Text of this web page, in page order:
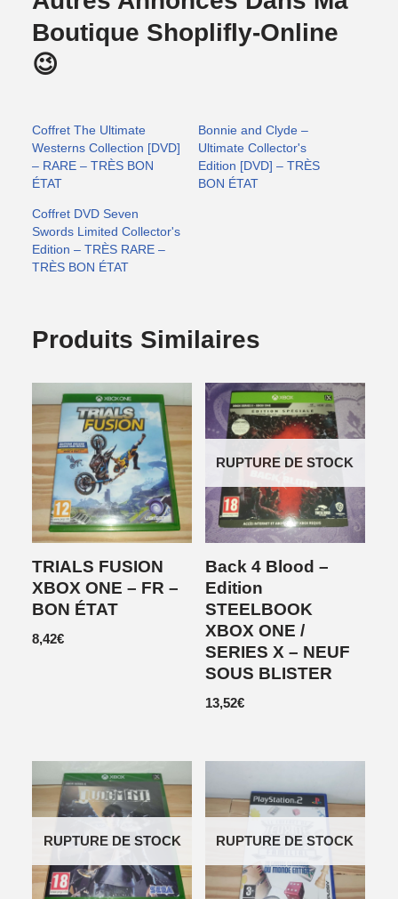
Boutique Shoplifly-Online
😉
Coffret The Ultimate
Westerns Collection [DVD]
– RARE – TRÈS BON
ÉTAT
Bonnie and Clyde –
Ultimate Collector's
Edition [DVD] – TRÈS
BON ÉTAT
Coffret DVD Seven
Swords Limited Collector's
Edition – TRÈS RARE –
TRÈS BON ÉTAT
Produits Similaires
TRIALS FUSION
XBOX ONE – FR –
BON ÉTAT
8,42€
RUPTURE DE STOCK
Back 4 Blood –
Edition
STEELBOOK
XBOX ONE /
SERIES X – NEUF
SOUS BLISTER
13,52€
RUPTURE DE STOCK RUPTURE DE STOCK